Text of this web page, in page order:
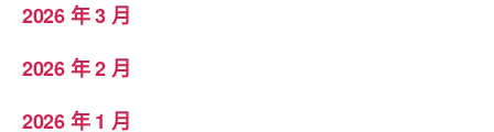
2026 年 3 月
2026 年 2 月
2026 年 1 月